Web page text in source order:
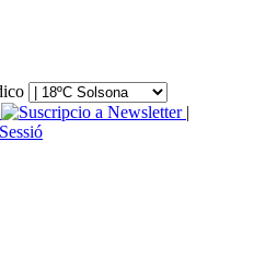
|